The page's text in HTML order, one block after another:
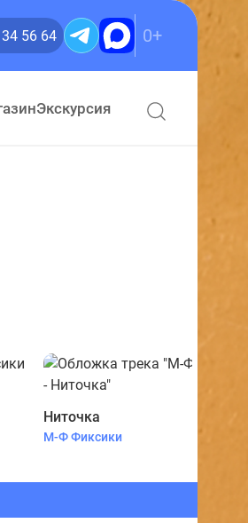
56 64 0+
Экскурсия
Ниточка
М-Ф Фиксики